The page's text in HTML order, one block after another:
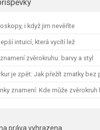
i když jim nevěříte
intuicí, která vycítí lež
zvěrokruhu: barvy a styl
je zpět: Jak přežít zmatky bez
znamení: Kde může zvěrokruh
práva vyhrazena.